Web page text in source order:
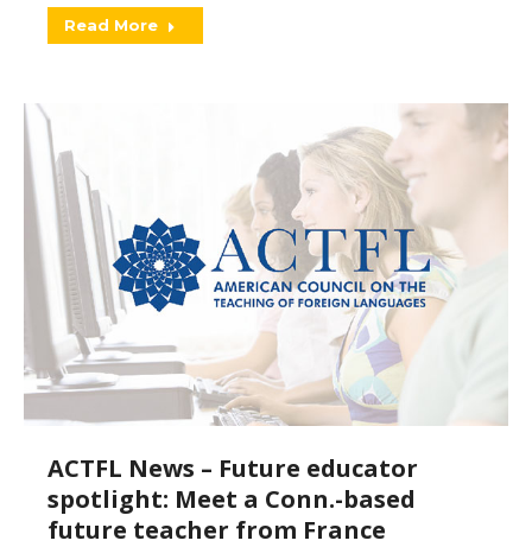
Read More
ACTFL News – Future educator
spotlight: Meet a Conn.-based
future teacher from France